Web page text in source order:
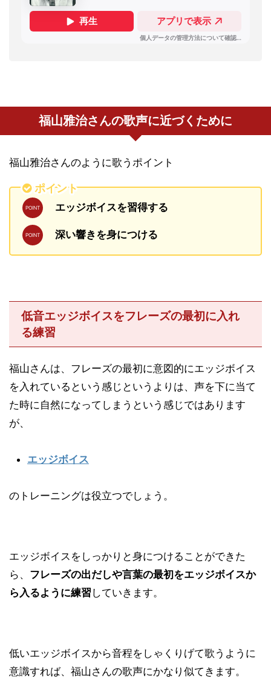
福山雅治さんの歌声に近づくために
福山雅治さんのように歌うポイント
ポイント
エッジボイスを習得する
深い響きを身につける
低音エッジボイスをフレーズの最初に入れ
る練習
福山さんは、フレーズの最初に意図的にエッジボイス
を入れているという感じというよりは、声を下に当て
た時に自然になってしまうという感じではあります
が、
エッジボイス
のトレーニングは役立つでしょう。
エッジボイスをしっかりと身につけることができた
ら、 フレーズの出だしや言葉の最初をエッジボイスか
ら入るように練習 していきます。
低いエッジボイスから音程をしゃくりげて歌うように
意識すれば、福山さんの歌声にかなり似てきます。